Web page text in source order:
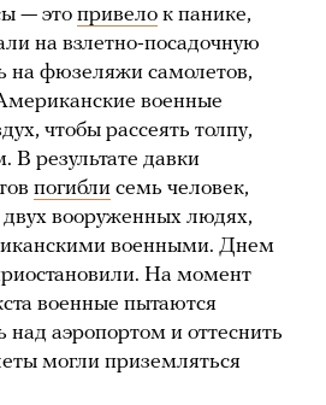
— это привело к панике,
на взлетно-посадочную
на фюзеляжи самолетов,
военные
чтобы рассеять толпу,
результате давки
погибли семь человек,
двух вооруженных людях,
военными. Днем
На момент
военные пытаются
над аэропортом и оттеснить
могли приземляться